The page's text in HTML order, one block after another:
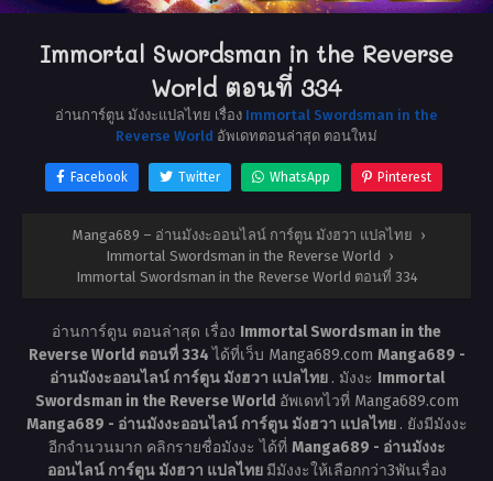
Immortal Swordsman in the Reverse
World ตอนที่ 334
อ่านการ์ตูน มังงะแปลไทย เรื่อง Immortal Swordsman in the
Reverse World อัพเดทตอนล่าสุด ตอนใหม่
Facebook Twitter WhatsApp Pinterest
Manga689 – อ่านมังงะออนไลน์ การ์ตูน มังฮวา แปลไทย ›
Immortal Swordsman in the Reverse World ›
Immortal Swordsman in the Reverse World ตอนที่ 334
อ่านการ์ตูน ตอนล่าสุด เรื่อง Immortal Swordsman in the
Reverse World ตอนที่ 334ได้ที่เว็บ Manga689.com Manga689 -
อ่านมังงะออนไลน์ การ์ตูน มังฮวา แปลไทย . มังงะ Immortal
Swordsman in the Reverse World อัพเดทไวที่ Manga689.com
Manga689 - อ่านมังงะออนไลน์ การ์ตูน มังฮวา แปลไทย . ยังมีมังงะ
อีกจำนวนมาก คลิกรายชื่อมังงะ ได้ที่ Manga689 - อ่านมังงะ
ออนไลน์ การ์ตูน มังฮวา แปลไทย มีมังงะให้เลือกกว่า3พันเรื่อง